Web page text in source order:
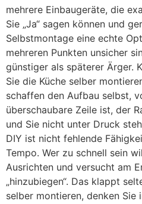
mehrere Einbaugeräte, die
Sie „Ja“ sagen können und
Selbstmontage eine echte
mehreren Punkten unsicher
günstiger als späterer Ärger.
Sie die Küche selber
schaffen den Aufbau selbst,
überschaubare Zeile ist, der
und Sie nicht unter Druck
DIY ist nicht fehlende
Tempo. Wer zu schnell sein
Ausrichten und versucht am
„hinzubiegen“. Das klappt
selber montieren, denken Sie